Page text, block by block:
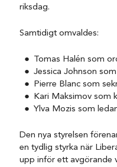
riksdag.
Samtidigt omvaldes:
Tomas Halén som
Jessica Johnson
Pierre Blanc som
Kari Maksimov som
Ylva Mozis som
Den nya styrelsen
en tydlig styrka när
upp inför ett avgörande